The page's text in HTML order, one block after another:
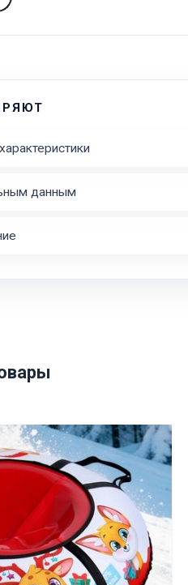
данным